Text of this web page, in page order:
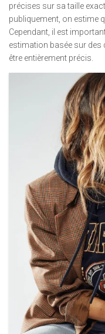
précises sur sa taille
publiquement, on estime
Cependant, il est
estimation basée sur des
être entièrement précis.